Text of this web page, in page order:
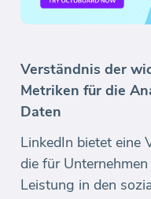
Verständnis der
Metriken für die
Daten
LinkedIn bietet eine
die für
Leistung in den